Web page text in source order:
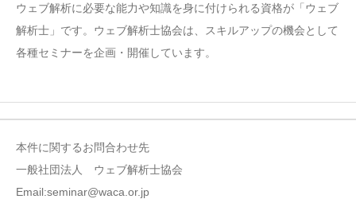
ウェブ解析に必要な能力や知識を身に付けられる資格が「ウェブ
解析士」です。ウェブ解析士協会は、スキルアップの機会として
各種セミナーを企画・開催しています。
本件に関するお問合わせ先
一般社団法人 ウェブ解析士協会
Email:seminar@waca.or.jp